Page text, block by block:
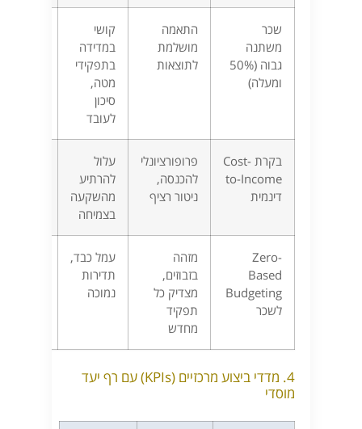
שכר
משתנה
גבוה (50%
ומעלה)
התאמה
מושלמת
לתוצאות
קושי
במדידה
בתפקידי
מטה,
סיכון
לעובד
בקרת Cost-
to-Income
דינמית
פרופורציונלי
להכנסה,
ניטור רציף
עלול
להרתיע
מהשקעה
בצמיחה
Zero-
Based
Budgeting
לשכר
מזהה
בזבוזים,
מצדיק כל
תפקיד
מחדש
עמל כבד,
תדירות
נמוכה
4. מדדי ביצוע מרכזיים (KPIs) עם רף יעד
מוסדי